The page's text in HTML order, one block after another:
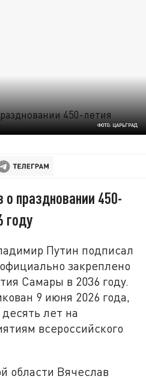
ФОТО: ЦАРЬГРАД
о праздновании 450-
году
Путин подписал
закреплено
Самары в 2036 году.
9 июня 2026 года,
лет на
всероссийского
области Вячеслав